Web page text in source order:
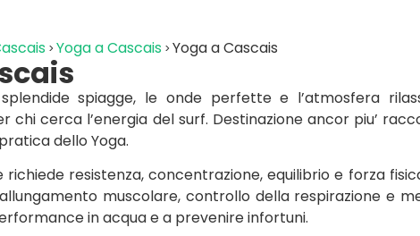
Yoga a Cascais Yoga a Cascais
spiagge, le onde perfette e l’atmosfera
chi cerca l’energia del surf. Destinazione ancor piu’
dello Yoga.
resistenza, concentrazione, equilibrio e forza
muscolare, controllo della respirazione e
in acqua e a prevenire infortuni.